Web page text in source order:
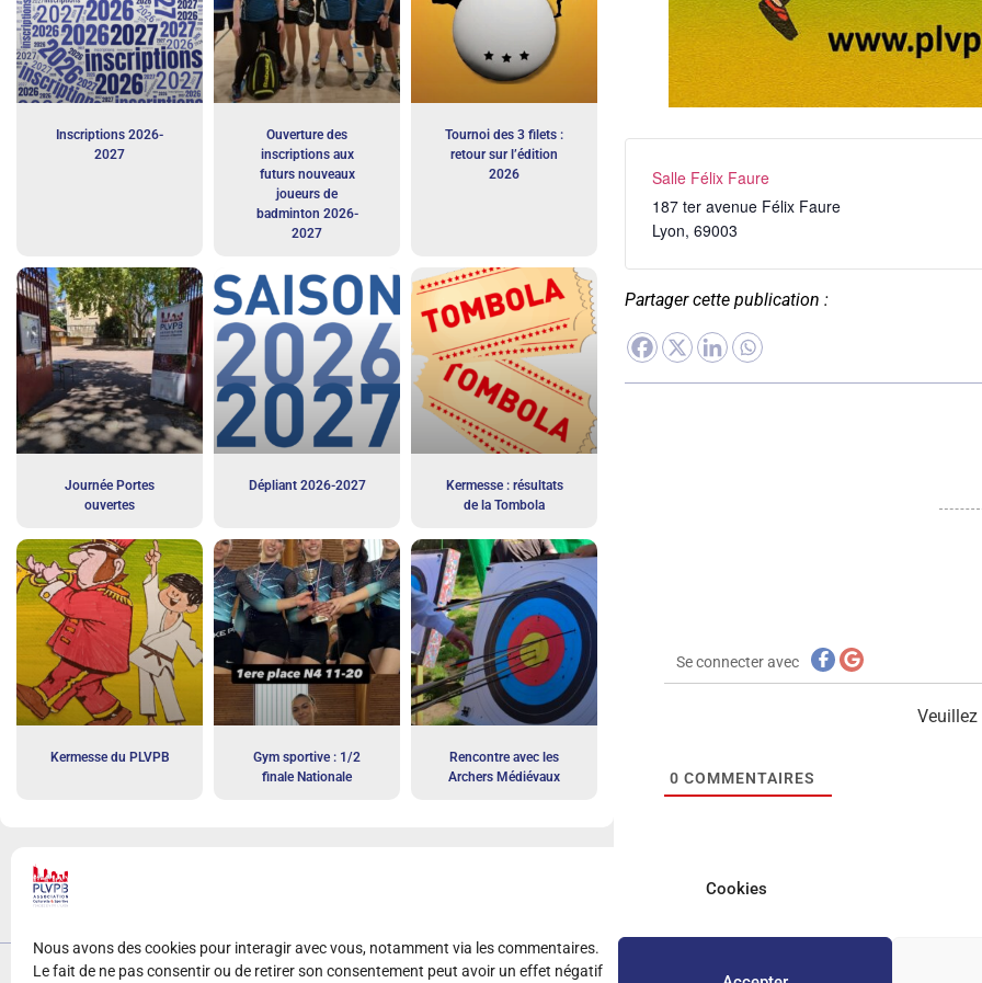
Cookies
Nous avons des cookies pour interagir avec vous, notamment via les commentaires.
Le fait de ne pas consentir ou de retirer son consentement peut avoir un effet négatif
Inscriptions 2026-
2027
Ouverture des
inscriptions aux
futurs nouveaux
joueurs de
badminton 2026-
2027
Tournoi des 3 filets :
retour sur l’édition
2026
Journée Portes
ouvertes
Dépliant 2026-2027
Kermesse : résultats
de la Tombola
Kermesse du PLVPB
Gym sportive : 1/2
finale Nationale
Rencontre avec les
Archers Médiévaux
Salle Félix Faure
187 ter avenue Félix Faure
Lyon, 69003
Partager cette publication :
Se connecter avec
0 COMMENTAIRES